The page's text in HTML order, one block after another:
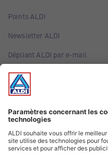
Points ALDI
Newsletter ALDI
Dépliant ALDI par e-mail
Offres
Infos essentielles
Suivez ALDI